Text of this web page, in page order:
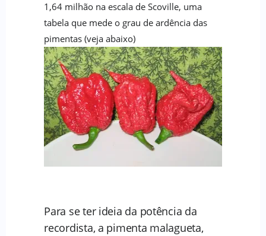
1,64 milhão na escala de Scoville, uma
tabela que mede o grau de ardência das
pimentas (veja abaixo)
Para se ter ideia da potência da
recordista, a pimenta malagueta,